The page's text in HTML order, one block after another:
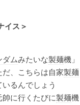
イス＞
ダムみたいな製麺機」
、こちらは自家製麺
るんでしょう
に行くたびに製麺機